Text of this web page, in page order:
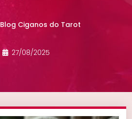
Blog Ciganos do Tarot
27/08/2025